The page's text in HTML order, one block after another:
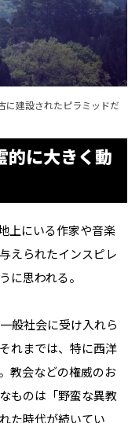
に建設されたピラミッドだ
的に大きく動
上にいる作家や音楽
えられたインスピレ
に思われる。
般社会に受け入れら
れまでは、特に西洋
教会などの権威のお
ものは「野蛮な異教
た時代が続いてい